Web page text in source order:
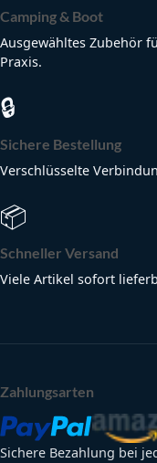
Camping & Boot
Ausgewähltes Zubehör
Praxis.
🔒
Sichere Bestellung
Verschlüsselte
📦
Schneller Versand
Viele Artikel sofort
Zahlungsarten
Sichere Bezahlung bei